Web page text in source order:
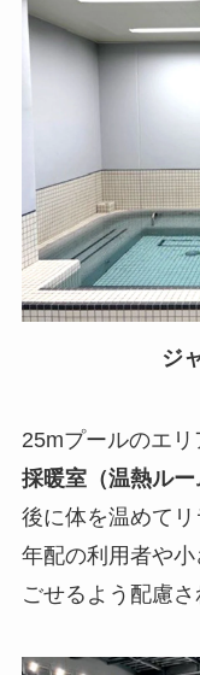
ジ
25mプールのエリ
採暖室（温熱ルー
後に体を温めてリ
年配の利用者や
ごせるよう配慮さ